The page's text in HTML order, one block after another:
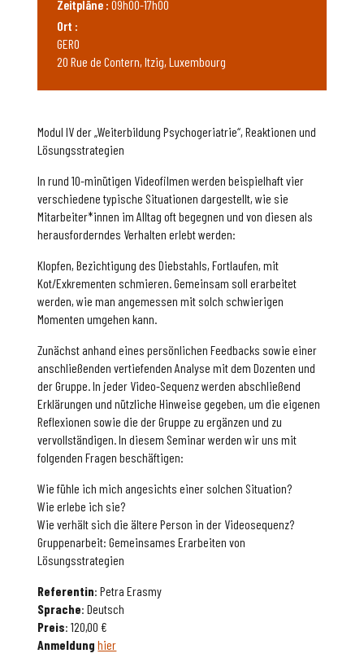
Modul IV der „Weiterbildung Psychogeriatrie“, Reaktionen und
Lösungsstrategien
In rund 10-minütigen Videofilmen werden beispielhaft vier
verschiedene typische Situationen dargestellt, wie sie
Mitarbeiter*innen im Alltag oft begegnen und von diesen als
herausforderndes Verhalten erlebt werden:
Klopfen, Bezichtigung des Diebstahls, Fortlaufen, mit
Kot/Exkrementen schmieren. Gemeinsam soll erarbeitet
werden, wie man angemessen mit solch schwierigen
Momenten umgehen kann.
Zunächst anhand eines persönlichen Feedbacks sowie einer
anschließenden vertiefenden Analyse mit dem Dozenten und
der Gruppe. In jeder Video-Sequenz werden abschließend
Erklärungen und nützliche Hinweise gegeben, um die eigenen
Reflexionen sowie die der Gruppe zu ergänzen und zu
vervollständigen. In diesem Seminar werden wir uns mit
folgenden Fragen beschäftigen:
Wie fühle ich mich angesichts einer solchen Situation?
Wie erlebe ich sie?
Wie verhält sich die ältere Person in der Videosequenz?
Gruppenarbeit: Gemeinsames Erarbeiten von
Lösungsstrategien
Referentin: Petra Erasmy
Sprache: Deutsch
Preis: 120,00 €
Anmeldung hier
Zeitpläne : 09h00-17h00
Ort :
GERO
20 Rue de Contern, Itzig, Luxembourg